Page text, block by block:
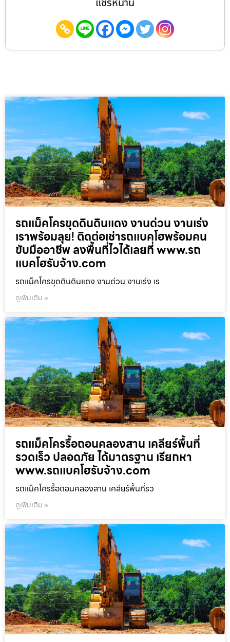
แชร์หน้านี้
รถแม็คโครขุดดินดินแดง งานด่วน งานเร่ง
เราพร้อมลุย! ติดต่อเช่ารถแบคโฮพร้อมคน
ขับมืออาชีพ ลงพื้นที่ไวได้เลยที่ www.รถ
แบคโฮรับจ้าง.com
รถแม็คโครขุดดินดินแดง งานด่วน งานเร่ง เร
ดูเพิ่มเติม »
รถแม็คโครรื้อถอนคลองสาน เคลียร์พื้นที่
รวดเร็ว ปลอดภัย ได้มาตรฐาน เรียกหา
www.รถแบคโฮรับจ้าง.com
รถแม็คโครรื้อถอนคลองสาน เคลียร์พื้นที่รว
ดูเพิ่มเติม »